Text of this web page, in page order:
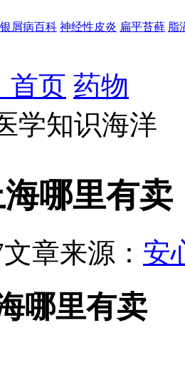
银屑病百科 神经性皮炎 扁平苔藓 脂
首页 药物
学知识海洋
哪里有卖
文章来源： 安
哪里有卖